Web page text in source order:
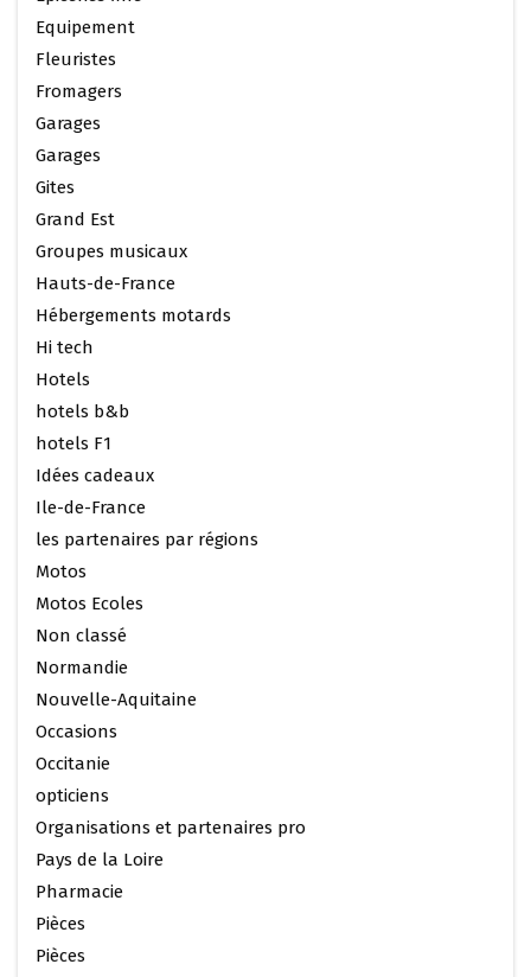
Equipement
Fleuristes
Fromagers
Garages
Garages
Gites
Grand Est
Groupes musicaux
Hauts-de-France
Hébergements motards
Hi tech
Hotels
hotels b&b
hotels F1
Idées cadeaux
Ile-de-France
les partenaires par régions
Motos
Motos Ecoles
Non classé
Normandie
Nouvelle-Aquitaine
Occasions
Occitanie
opticiens
Organisations et partenaires pro
Pays de la Loire
Pharmacie
Pièces
Pièces